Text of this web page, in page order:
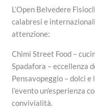
L’Open Belvedere
calabresi e
attenzione:
Chimi Street Food –
Spadafora –
Pensavopeggio – dolci
l’evento un’esperienza
convivialità.